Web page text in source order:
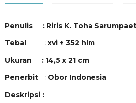
Penulis : Riris K. Toha
Tebal : xvi + 352 hlm
Ukuran : 14,5 x 21 cm
Penerbit : Obor Indonesia
Deskripsi :